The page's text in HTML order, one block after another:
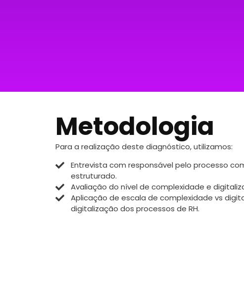
Metodologia
Para a realização deste diagnóstico, utilizamos:
Entrevista com responsável pelo processo
estruturado.
Avaliação do nível de complexidade e
Aplicação de escala de complexidade vs
digitalização dos processos de RH.